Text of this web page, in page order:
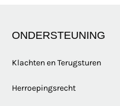
ONDERSTEUNING
Klachten en Terugsturen
Herroepingsrecht